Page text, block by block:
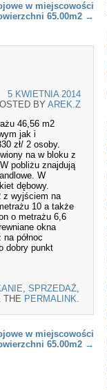
w miejscowości
65.00m2 →
5 KWIETNIA 2014
BY AREK.Z
46,56 m2
jak i
zł/ 2 osoby.
na w bloku z
pobliżu znajdują
W
dębowy.
z wyjściem na
10 a także
o metrażu 6,6
okna
północ
dobry punkt
SPRZEDAŻ
THE PERMALINK
w miejscowości
65.00m2 →